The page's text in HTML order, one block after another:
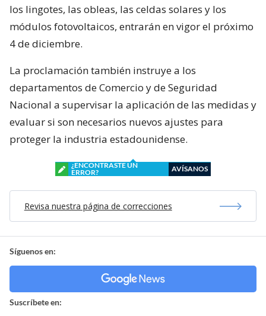
los lingotes, las obleas, las celdas solares y los
módulos fotovoltaicos, entrarán en vigor el próximo
4 de diciembre.
La proclamación también instruye a los
departamentos de Comercio y de Seguridad
Nacional a supervisar la aplicación de las medidas y
evaluar si son necesarios nuevos ajustes para
proteger la industria estadounidense.
¿ENCONTRASTE UN
ERROR?
AVÍSANOS
Revisa nuestra página de correcciones
Síguenos en:
Suscríbete en: